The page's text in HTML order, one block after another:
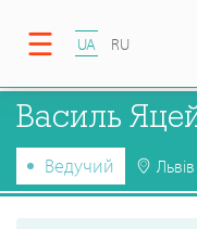
UA RU
Василь
Ведучий Львів